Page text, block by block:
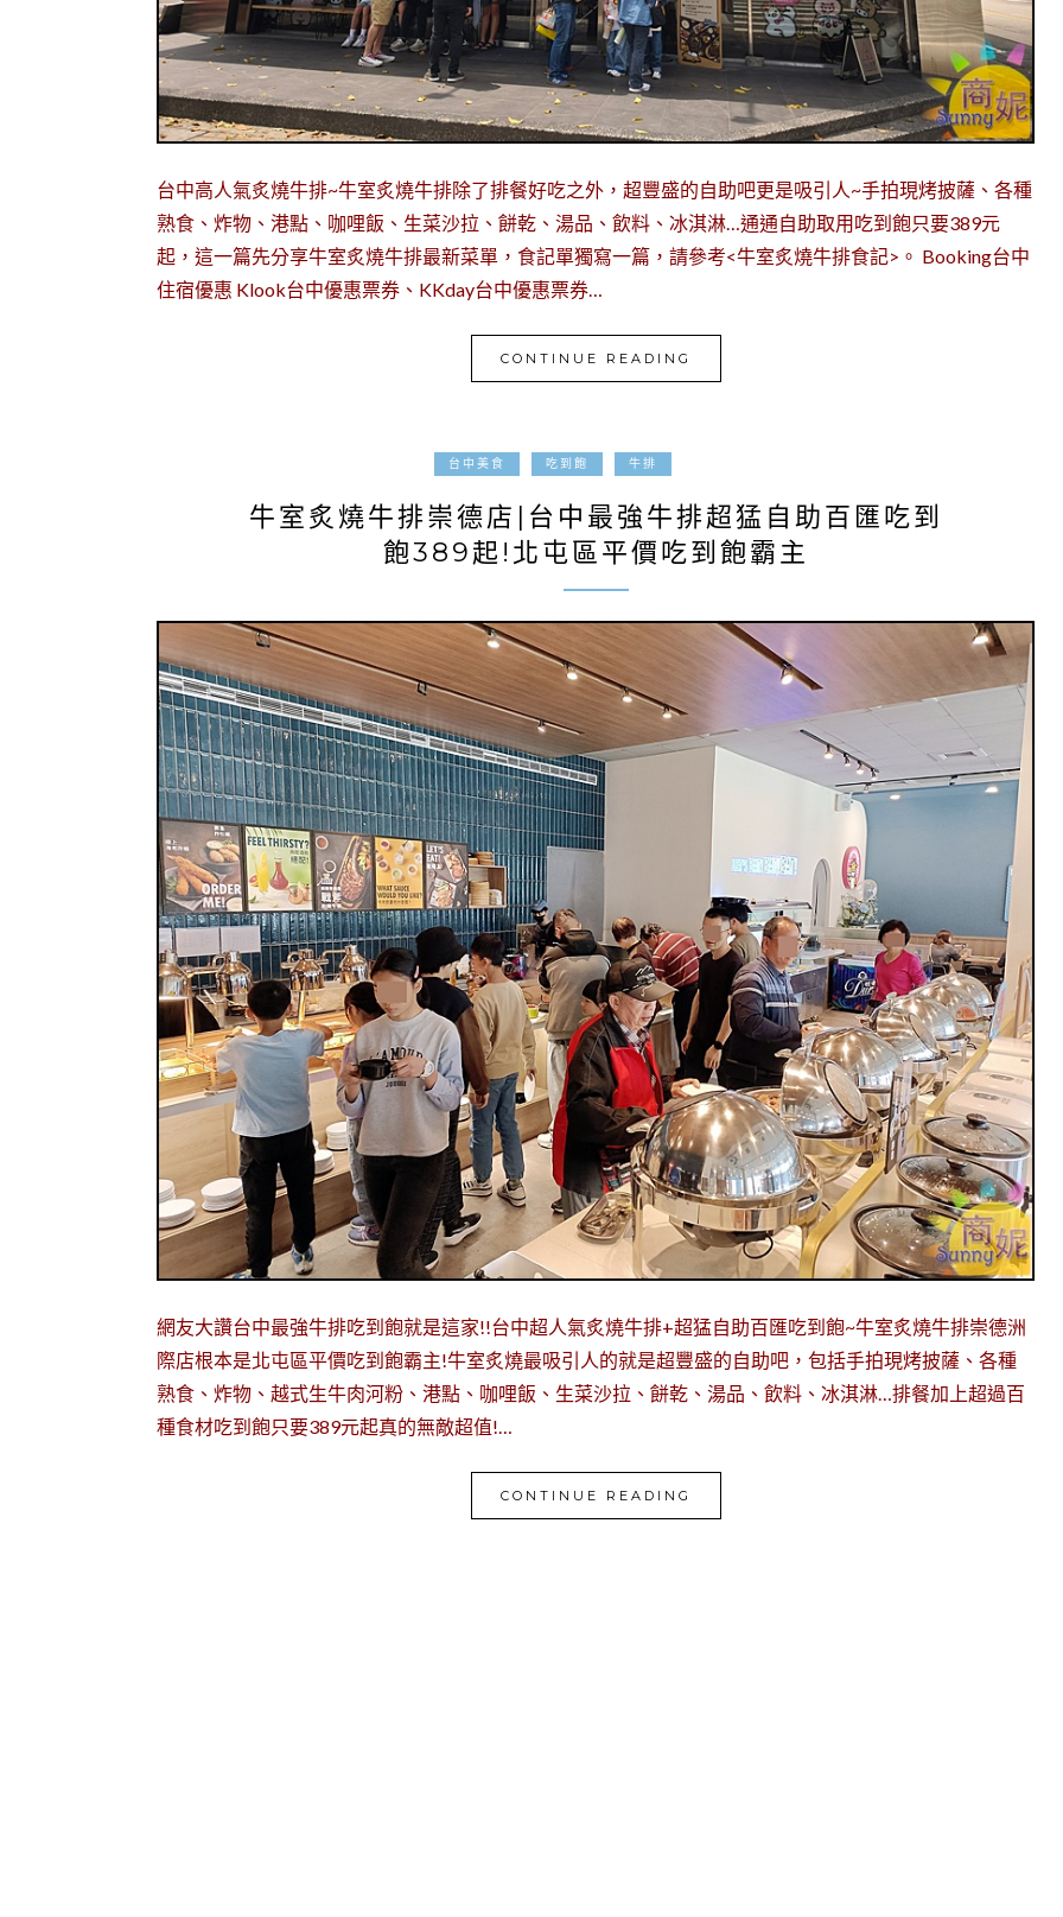
台中高人氣炙燒牛排~牛室炙燒牛排除了排餐好吃之外，超豐盛的自助吧更是吸引人~手拍現烤披薩、各種
熟食、炸物、港點、咖哩飯、生菜沙拉、餅乾、湯品、飲料、冰淇淋…通通自助取用吃到飽只要389元
起，這一篇先分享牛室炙燒牛排最新菜單，食記單獨寫一篇，請參考<牛室炙燒牛排食記>。 Booking台中
住宿優惠 Klook台中優惠票券、KKday台中優惠票券…
CONTINUE READING
台中美食 吃到飽 牛排
牛室炙燒牛排崇德店|台中最強牛排超猛自助百匯吃到
飽389起!北屯區平價吃到飽霸主
網友大讚台中最強牛排吃到飽就是這家!!台中超人氣炙燒牛排+超猛自助百匯吃到飽~牛室炙燒牛排崇德洲
際店根本是北屯區平價吃到飽霸主!牛室炙燒最吸引人的就是超豐盛的自助吧，包括手拍現烤披薩、各種
熟食、炸物、越式生牛肉河粉、港點、咖哩飯、生菜沙拉、餅乾、湯品、飲料、冰淇淋…排餐加上超過百
種食材吃到飽只要389元起真的無敵超值!…
CONTINUE READING